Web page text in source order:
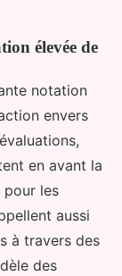
élevée de
notation
envers
en avant la
les
aussi
à travers des
des